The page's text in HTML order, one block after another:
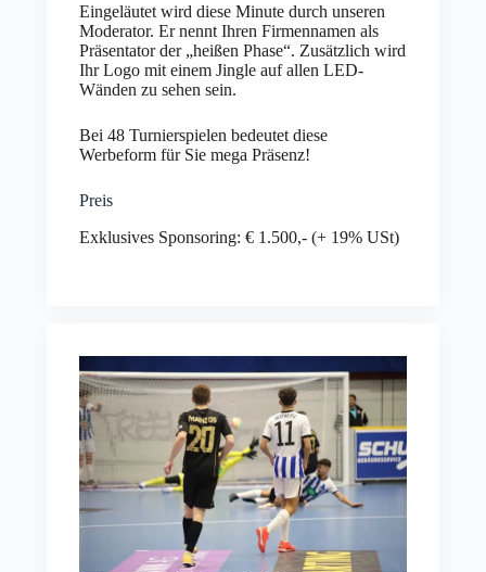
Eingeläutet wird diese Minute durch unseren
Moderator. Er nennt Ihren Firmennamen als
Präsentator der „heißen Phase“. Zusätzlich wird
Ihr Logo mit einem Jingle auf allen LED-
Wänden zu sehen sein.
Bei 48 Turnierspielen bedeutet diese
Werbeform für Sie mega Präsenz!
Preis
Exklusives Sponsoring: € 1.500,- (+ 19% USt)